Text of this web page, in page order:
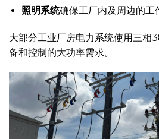
照明系统确保工厂内及周边的工
大部分工业厂房电力系统使用三相
备和控制的大功率需求。